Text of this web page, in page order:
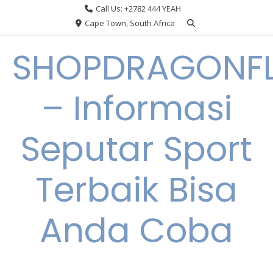
Call Us: +2782 444 YEAH
Cape Town, South Africa
– Informasi
Seputar Sport
Terbaik Bisa
Anda Coba